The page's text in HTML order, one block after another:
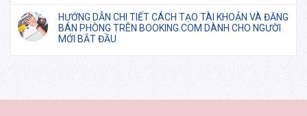
HƯỚNG DẪN CHI TIẾT CÁCH TẠO TÀI KHOẢN VÀ ĐĂNG
BÁN PHÒNG TRÊN BOOKING.COM DÀNH CHO NGƯỜI
MỚI BẮT ĐẦU